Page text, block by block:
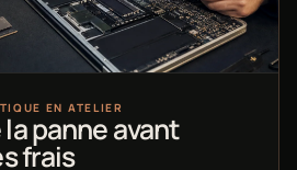
EN ATELIER
panne avant
frais